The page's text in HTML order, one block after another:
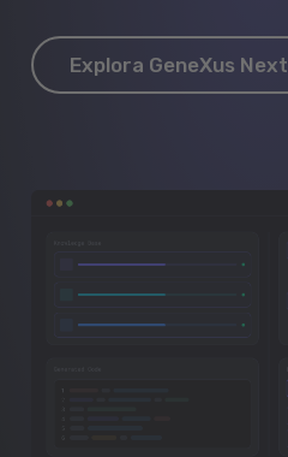
Explora GeneXus Next